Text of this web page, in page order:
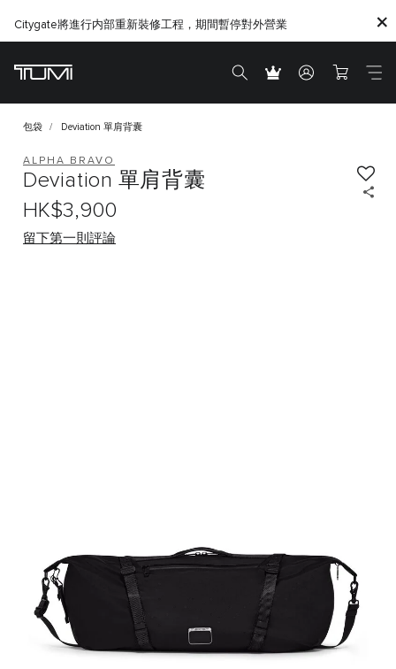
Citygate將進行内部重新裝修工程，期間暫停對外營業
包袋 Deviation 單肩背囊
ALPHA BRAVO
Deviation 單肩背囊
HK$3,900
留下第一則評論